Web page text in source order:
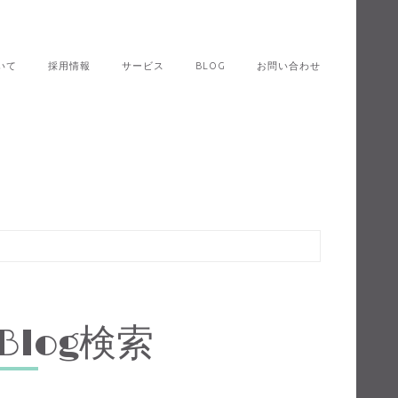
て 採用情報 サービス BLOG お問い合わせ
検索